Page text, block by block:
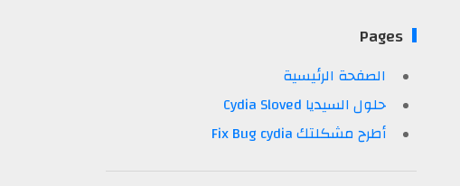
Pages
الصفحة الرئيسية
حلول السيديا Cydia Sloved
أطرح مشكلتك Fix Bug cydia